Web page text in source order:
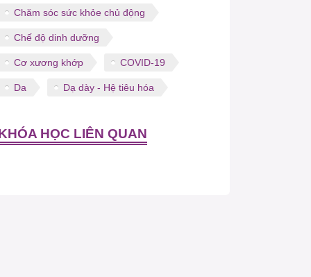
Chăm sóc sức khỏe chủ động
Chế độ dinh dưỡng
Cơ xương khớp COVID-19
Da Dạ dày - Hệ tiêu hóa
HỌC LIÊN QUAN